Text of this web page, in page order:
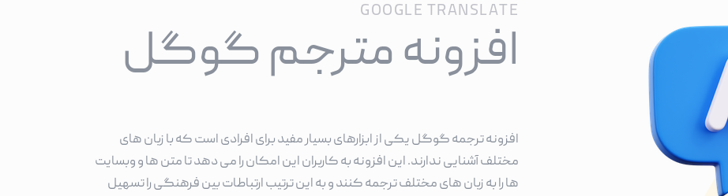
GOOGLE TRANSLATE
افزونه مترجم گوگل
افزونه ترجمه گوگل یکی از ابزارهای بسیار مفید برای افرادی است که با زبان های
مختلف آشنایی ندارند. این افزونه به کاربران این امکان را می دهد تا متن ها و وبسایت
ها را به زبان های مختلف ترجمه کنند و به این ترتیب ارتباطات بین فرهنگی را تسهیل